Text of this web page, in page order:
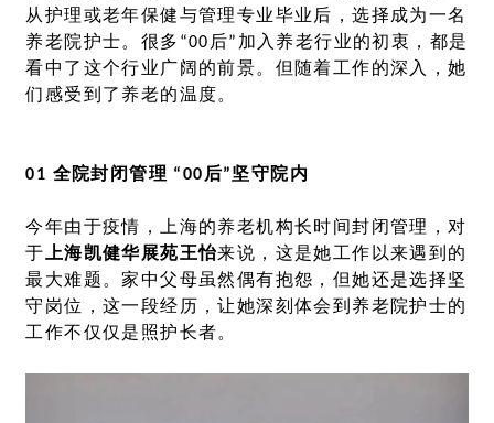
从护理或老年保健与管理专业毕业后，选择成为一名
养老院护士。很多“00后”加入养老行业的初衷，都是
看中了这个行业广阔的前景。但随着工作的深入，她
们感受到了养老的温度。
01 全院封闭管理 “00后”坚守院内
今年由于疫情，上海的养老机构长时间封闭管理，对
于上海凯健华展苑王怡来说，这是她工作以来遇到的
最大难题。家中父母虽然偶有抱怨，但她还是选择坚
守岗位，这一段经历，让她深刻体会到养老院护士的
工作不仅仅是照护长者。